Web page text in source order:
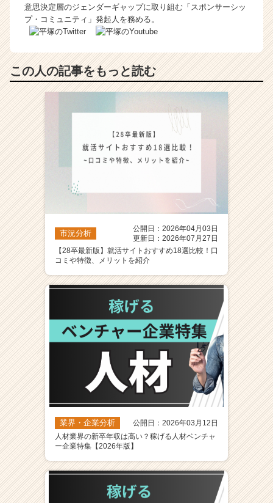
意思決定層のジェンダーギャップに取り組む「スポンサーシッ
プ・コミュニティ」発起人を務める。
この人の記事をもっと読む
市況分析
公開日：2026年04月03日
更新日：2026年07月27日
【28卒最新版】就活サイトおすすめ18選比較！口
コミや特徴、メリットを紹介
業界・企業分析
公開日：2026年03月12日
人材業界の新卒年収は高い？稼げる人材ベンチャ
ー企業特集【2026年版】